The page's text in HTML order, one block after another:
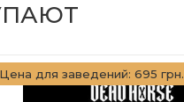
Цена для заведений: 695 грн.